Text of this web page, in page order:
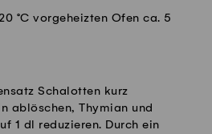
°C vorgeheizten Ofen ca. 5
Schalotten kurz
ablöschen, Thymian und
1 dl reduzieren. Durch ein